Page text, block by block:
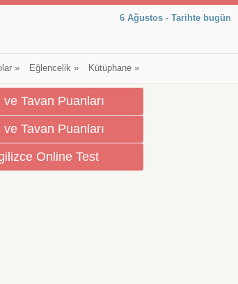
6 Ağustos - Tarihte bugün
» Eğlencelik» Kütüphane»
Tavan Puanları
Tavan Puanları
Online Test